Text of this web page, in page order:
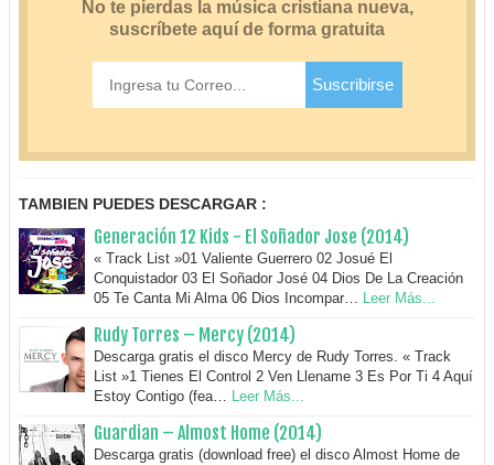
TAMBIEN PUEDES DESCARGAR :
Generación 12 Kids - El Soñador Jose (2014)
« Track List »01 Valiente Guerrero 02 Josué El
Conquistador 03 El Soñador José 04 Dios De La Creación
05 Te Canta Mi Alma 06 Dios Incompar…
Leer Más...
Rudy Torres – Mercy (2014)
Descarga gratis el disco Mercy de Rudy Torres. « Track
List »1 Tienes El Control 2 Ven Llename 3 Es Por Ti 4 Aquí
Estoy Contigo (fea… Leer Más...
Guardian – Almost Home (2014)
Descarga gratis (download free) el disco Almost Home de